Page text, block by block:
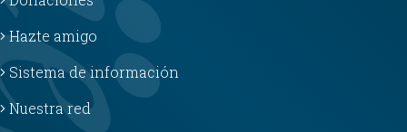
Hazte amigo
Sistema de información
Nuestra red